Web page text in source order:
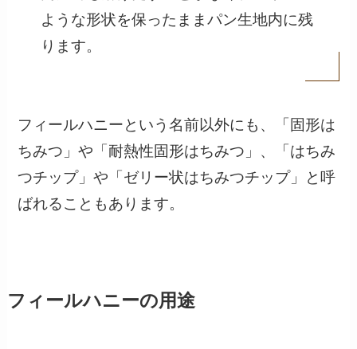
ような形状を保ったままパン生地内に残
ります。
フィールハニーという名前以外にも、「固形は
ちみつ」や「耐熱性固形はちみつ」、「はちみ
つチップ」や「ゼリー状はちみつチップ」と呼
ばれることもあります。
フィールハニーの用途